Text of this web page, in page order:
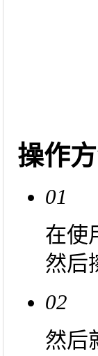
操作
01
在使
然后
02
然后